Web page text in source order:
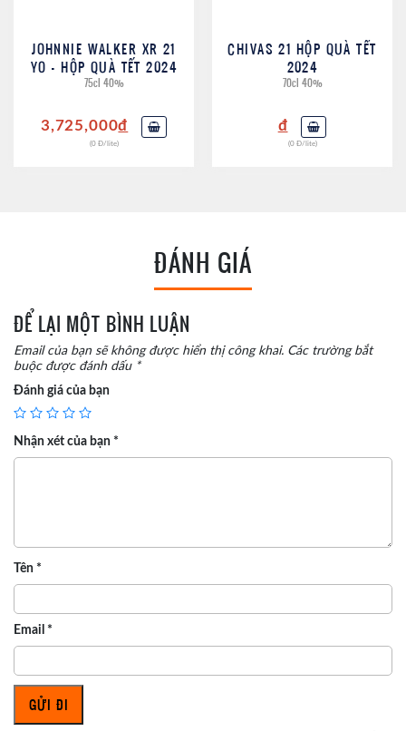
JOHNNIE WALKER XR 21
YO – HỘP QUÀ TẾT 2024
75cl 40%
3,725,000đ
(0 Đ/lite)
CHIVAS 21 HỘP QUÀ TẾT
2024
70cl 40%
đ
(0 Đ/lite)
ĐÁNH GIÁ
ĐỂ LẠI MỘT BÌNH LUẬN
Email của bạn sẽ không được hiển thị công khai. Các trường bắt
buộc được đánh dấu *
Đánh giá của bạn
Nhận xét của bạn *
Tên *
Email *